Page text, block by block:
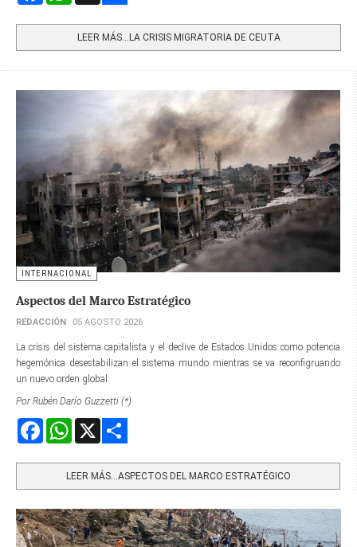
LEER MÁS…LA CRISIS MIGRATORIA DE CEUTA
INTERNACIONAL
Aspectos del Marco Estratégico
REDACCIÓN 05 AGOSTO 2026
La crisis del sistema capitalista y el declive de Estados Unidos como potencia
hegemónica desestabilizan el sistema mundo mientras se va reconfigruando
un nuevo orden global.
Por Rubén Darío Guzzetti (*)
FacebookWhatsApp
LEER MÁS…ASPECTOS DEL MARCO ESTRATÉGICO